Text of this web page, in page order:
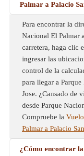
Palmar a Palacio
Para encontrar la
Nacional El Palmar
carretera, haga clic
ingresar las
control de la
para llegar a
Jose. ¿Cansado de
desde Parque
Compruebe la
Palmar a Palacio
¿Cómo encontrar